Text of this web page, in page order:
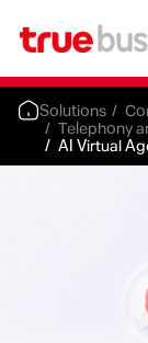
Solutions
Telephony
AI Virtual